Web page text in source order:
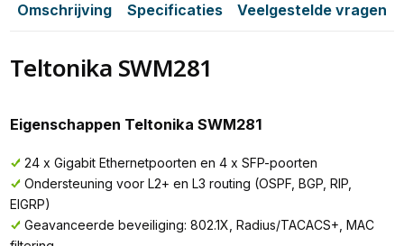
Omschrijving Specificaties Veelgestelde vragen
Teltonika SWM281
Eigenschappen Teltonika SWM281
24 x Gigabit Ethernetpoorten en 4 x SFP-poorten
Ondersteuning voor L2+ en L3 routing (OSPF, BGP, RIP,
EIGRP)
Geavanceerde beveiliging: 802.1X, Radius/TACACS+, MAC